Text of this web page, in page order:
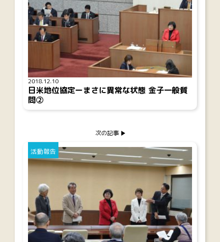
2018.12.10
日米地位協定ーまさに異常な状態 金子一般質
問②
活動報告
次の記事